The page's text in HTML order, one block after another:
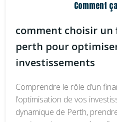
Comment
comment choisir un
perth pour
investissements
Comprendre le rôle d’un
l’optimisation de vos
dynamique de Perth,